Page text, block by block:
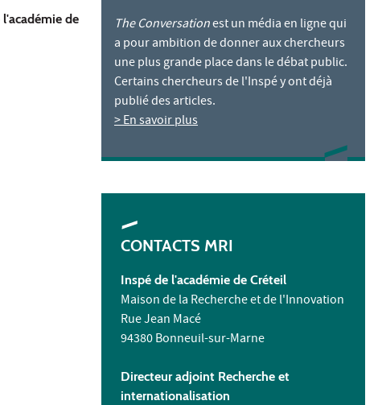
de
The Conversationest un média en ligne qui
a pour ambition de donner aux chercheurs
une plus grande place dans le débat public.
Certains chercheurs de l'Inspé y ont déjà
publié des articles.
> En savoir plus
CONTACTS MRI
Inspé de l'académie de Créteil
Maison de la Recherche et de l'Innovation
Rue Jean Macé
94380 Bonneuil-sur-Marne
Directeur adjoint Recherche et
internationalisation